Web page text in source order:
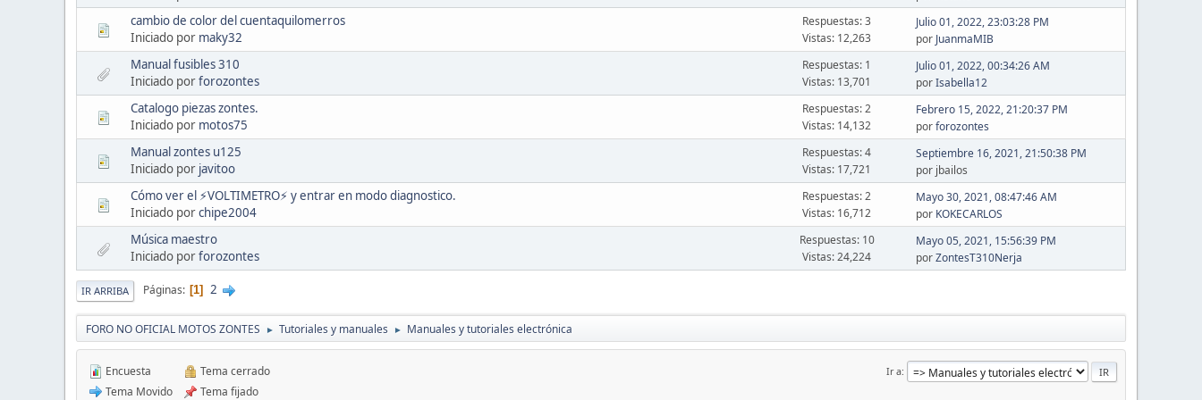
cambio de color del cuentaquilomerros
Iniciado por maky32
Respuestas: 3
Vistas: 12,263
Julio 01, 2022, 23:03:28 PM
por JuanmaMIB
Manual fusibles 310
Iniciado porforozontes
Respuestas: 1
Vistas: 13,701
Julio 01, 2022, 00:34:26 AM
porIsabella12
Catalogo piezas zontes.
Iniciado por motos75
Respuestas: 2
Vistas: 14,132
Febrero 15, 2022, 21:20:37 PM
porforozontes
Manual zontes u125
Iniciado por javitoo
Respuestas: 4
Vistas: 17,721
Septiembre 16, 2021, 21:50:38 PM
por jbailos
Cómo ver el ⚡VOLTIMETRO⚡ y entrar en modo diagnostico.
Iniciado porchipe2004
Respuestas: 2
Vistas: 16,712
Mayo 30, 2021, 08:47:46 AM
por KOKECARLOS
Música maestro
Iniciado porforozontes
Respuestas: 10
Vistas: 24,224
Mayo 05, 2021, 15:56:39 PM
porZontesT310Nerja
IR ARRIBA Páginas 1 2
FORO NO OFICIAL MOTOS ZONTES ► Tutoriales y manuales ► Manuales y tutoriales electrónica
Ir a
Encuesta
Tema Movido
Tema cerrado
Tema fijado